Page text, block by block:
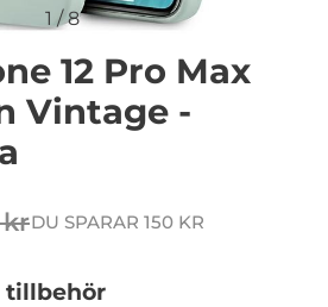
1 /8
12 Pro Max
Vintage -
pris
DU SPARAR 150 KR
tillbehör